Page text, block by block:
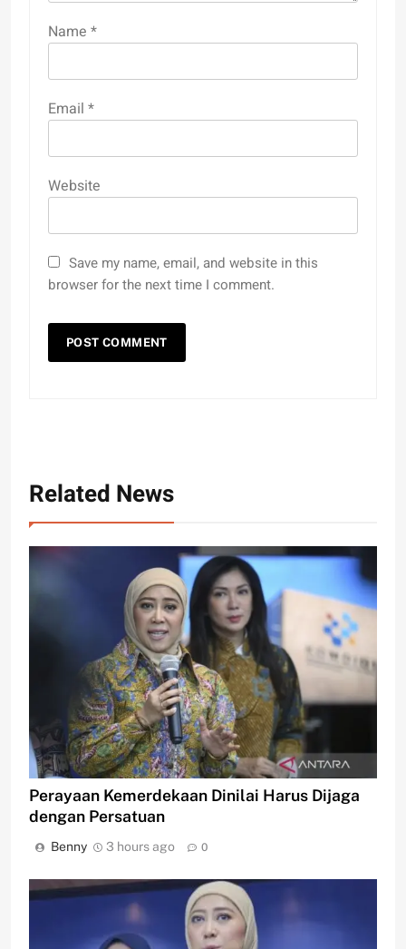
Name *
Email *
Website
Save my name, email, and website in this
browser for the next time I comment.
Related News
Perayaan Kemerdekaan Dinilai Harus Dijaga
dengan Persatuan
Benny 3 hours ago 0